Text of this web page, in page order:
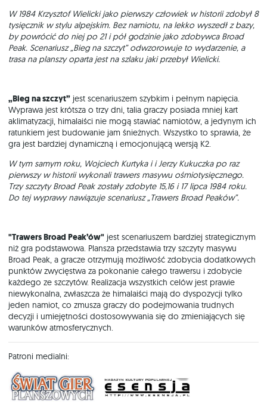
W 1984 Krzysztof Wielicki jako pierwszy człowiek w historii zdobył 8
tysięcznik w stylu alpejskim. Bez namiotu, na lekko wyszedł z bazy,
by powrócić do niej po 21 i pół godzinie jako zdobywca Broad
Peak. Scenariusz „Bieg na szczyt” odwzorowuje to wydarzenie, a
trasa na planszy oparta jest na szlaku jaki przebył Wielicki.
„Bieg na szczyt” jest scenariuszem szybkim i pełnym napięcia.
Wyprawa jest krótsza o trzy dni, talia graczy posiada mniej kart
aklimatyzacji, himalaiści nie mogą stawiać namiotów, a jedynym ich
ratunkiem jest budowanie jam śnieżnych. Wszystko to sprawia, że
gra jest bardziej dynamiczną i emocjonującą wersją K2.
W tym samym roku, Wojciech Kurtyka i i Jerzy Kukuczka po raz
pierwszy w historii wykonali trawers masywu ośmiotysięcznego.
Trzy szczyty Broad Peak zostały zdobyte 15,16 i 17 lipca 1984 roku.
Do tej wyprawy nawiązuje scenariusz „Trawers Broad Peaków”.
"Trawers Broad Peak’ów" jest scenariuszem bardziej strategicznym
niż gra podstawowa. Plansza przedstawia trzy szczyty masywu
Broad Peak, a gracze otrzymują możliwość zdobycia dodatkowych
punktów zwycięstwa za pokonanie całego trawersu i zdobycie
każdego ze szczytów. Realizacja wszystkich celów jest prawie
niewykonalna, zwłaszcza że himalaiści mają do dyspozycji tylko
jeden namiot, co zmusza graczy do podejmowania trudnych
decyzji i umiejętności dostosowywania się do zmieniających się
warunków atmosferycznych.
Patroni medialni: